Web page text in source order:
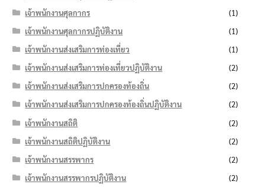
เจ้าพนักงานศุลกากร
(1)
เจ้าพนักงานศุลกากรปฏิบัติงาน
(1)
เจ้าพนักงานส่งเสริมการท่องเที่ยว
(1)
เจ้าพนักงานส่งเสริมการท่องเที่ยวปฏิบัติงาน
(2)
เจ้าพนักงานส่งเสริมการปกครองท้องถิ่น
(2)
เจ้าพนักงานส่งเสริมการปกครองท้องถิ่นปฏิบัติงาน
(2)
เจ้าพนักงานสถิติ
(2)
เจ้าพนักงานสถิติปฏิบัติงาน
(2)
เจ้าพนักงานสรรพากร
(2)
เจ้าพนักงานสรรพากรปฏิบัติงาน
(2)